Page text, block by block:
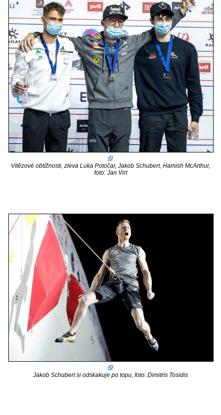
Vítězové obtížnosti, zleva Luka Potočar, Jakob Schubert, Hamish McArthur,
foto: Jan Virt
Jakob Schubert si odskakuje po topu, foto: Dimitris Tosidis